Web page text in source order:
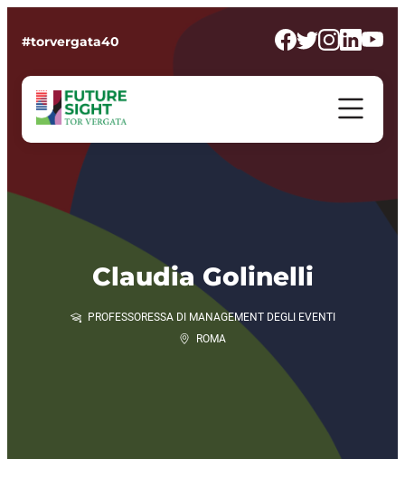
#torvergata40
Claudia Golinelli
PROFESSORESSA DI MANAGEMENT DEGLI EVENTI
ROMA